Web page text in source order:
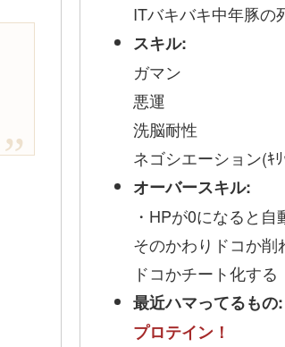
ITバキバキ中年豚の
スキル:
ガマン
悪運
洗脳耐性
ネゴシエーション(ｷ
オーバースキル:
・HPが0になると自
そのかわりドコか削
ドコかチート化する
最近ハマってるもの:
プロテイン！